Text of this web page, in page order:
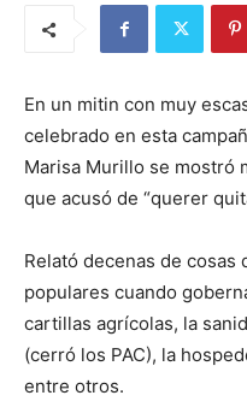
En un mitin con muy
celebrado en esta
Marisa Murillo se mostró
que acusó de “querer
Relató decenas de cosas
populares cuando
cartillas agrícolas, la
(cerró los PAC), la
entre otros.